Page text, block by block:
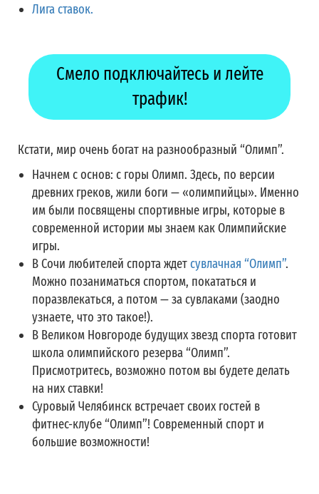
Лига ставок.
Смело подключайтесь и лейте
трафик!
Кстати, мир очень богат на разнообразный “Олимп”.
Начнем с основ: с горы Олимп. Здесь, по версии
древних греков, жили боги — «олимпийцы». Именно
им были посвящены спортивные игры, которые в
современной истории мы знаем как Олимпийские
игры.
В Сочи любителей спорта ждетсувлачная “Олимп”.
Можно позаниматься спортом, покататься и
поразвлекаться, а потом — за сувлаками (заодно
узнаете, что это такое!).
В Великом Новгороде будущих звезд спорта готовит
школа олимпийского резерва “Олимп”.
Присмотритесь, возможно потом вы будете делать
на них ставки!
Суровый Челябинск встречает своих гостей в
фитнес-клубе “Олимп”! Современный спорт и
большие возможности!